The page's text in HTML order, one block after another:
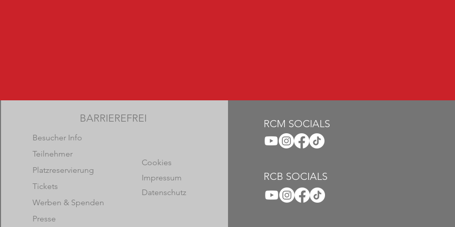
BARRIEREFREI
Besucher Info
Teilnehmer
Platzreservierung
Tickets
Werben & Spenden
Presse
Cookies
Impressum
Datenschutz
RCM SOCIALS
RCB SOCIALS